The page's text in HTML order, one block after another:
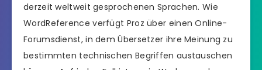
derzeit weltweit gesprochenen Sprachen. Wie
WordReference verfügt Proz über einen Online-
Forumsdienst, in dem Übersetzer ihre Meinung zu
bestimmten technischen Begriffen austauschen